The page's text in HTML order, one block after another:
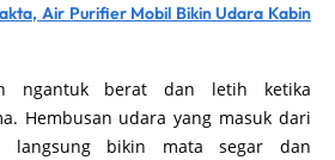
Air Purifier Mobil Bikin Udara Kabin
ngantuk berat dan letih ketika
Hembusan udara yang masuk dari
langsung bikin mata segar dan